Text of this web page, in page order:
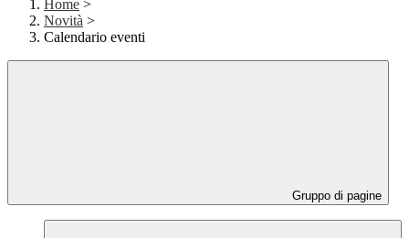
Home >
Novità >
Calendario eventi
Gruppo di pagine